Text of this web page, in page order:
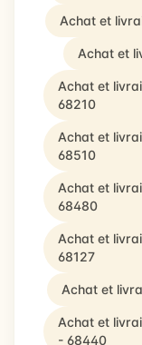
Achat et
Achat et
Achat et
68210
Achat et
68510
Achat et
68480
Achat et
68127
Achat et
Achat et
- 68440